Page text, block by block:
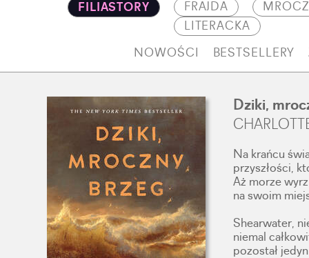
FILIASTORY FRAJDA
LITERACKA
NOWOŚCI BESTSELLERY
Dziki,
Na krańcu
przyszłości,
Aż morze
na swoim
Shearwater,
niemal
pozostał